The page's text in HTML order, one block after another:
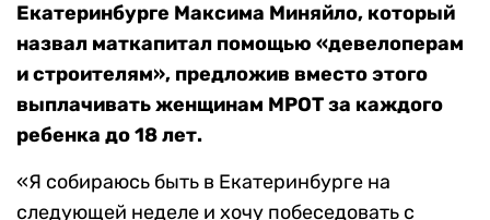
Екатеринбурге Максима Миняйло, который
назвал маткапитал помощью «девелоперам
и строителям», предложив вместо этого
выплачивать женщинам МРОТ за каждого
ребенка до 18 лет.
«Я собираюсь быть в Екатеринбурге на
следующей неделе и хочу побеседовать с